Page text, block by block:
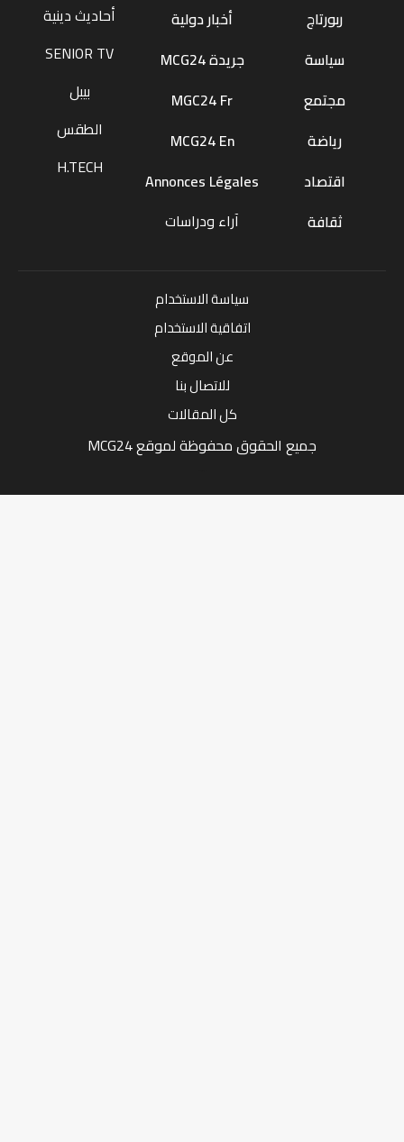
ربورتاج
سياسة
مجتمع
رياضة
اقتصاد
ثقافة
أخبار دولية
جريدة MCG24
MGC24 Fr
MCG24 En
Annonces Légales
آراء ودراسات
أحاديث دينية
SENIOR TV
بيبل
الطقس
H.TECH
سياسة الاستخدام
اتفاقية الاستخدام
عن الموقع
للاتصال بنا
كل المقالات
جميع الحقوق محفوظة لموقع MCG24